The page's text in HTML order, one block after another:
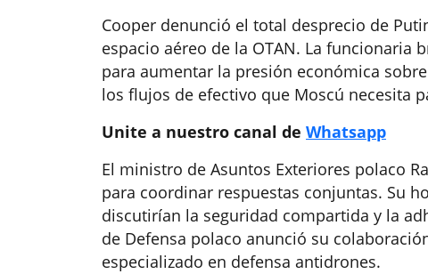
Cooper denunció el total desprecio de
espacio aéreo de la OTAN. La funcionaria
para aumentar la presión económica
los flujos de efectivo que Moscú necesita
Unite a nuestro canal de Whatsapp
El ministro de Asuntos Exteriores polaco
para coordinar respuestas conjuntas. Su
discutirían la seguridad compartida y la
de Defensa polaco anunció su
especializado en defensa antidrones.